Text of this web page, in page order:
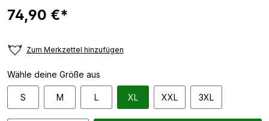
74,90 €*
Zum Merkzettel hinzufügen
Wähle deine Größe aus
S M L XL XXL 3XL